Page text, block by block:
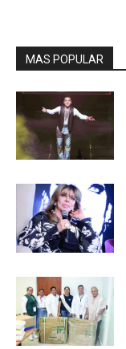
MAS POPULAR